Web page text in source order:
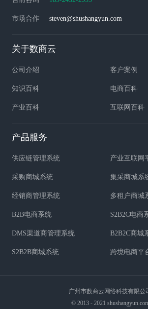
市场合作 steven@shushangyun.com
关于数商云
公司介绍 客户案例
知识百科 电商百科
产业百科 互联网百科
产品服务
供应链管理系统 产业互联网
采购商城系统 集采商城系
经销商管理系统 多租户商城
B2B电商系统 S2B2C电商
DMS渠道商管理系统 B2B2C商城
S2B2B商城系统 跨境电商平
广州市数商云网络科技有限公
© 2013 - 2021